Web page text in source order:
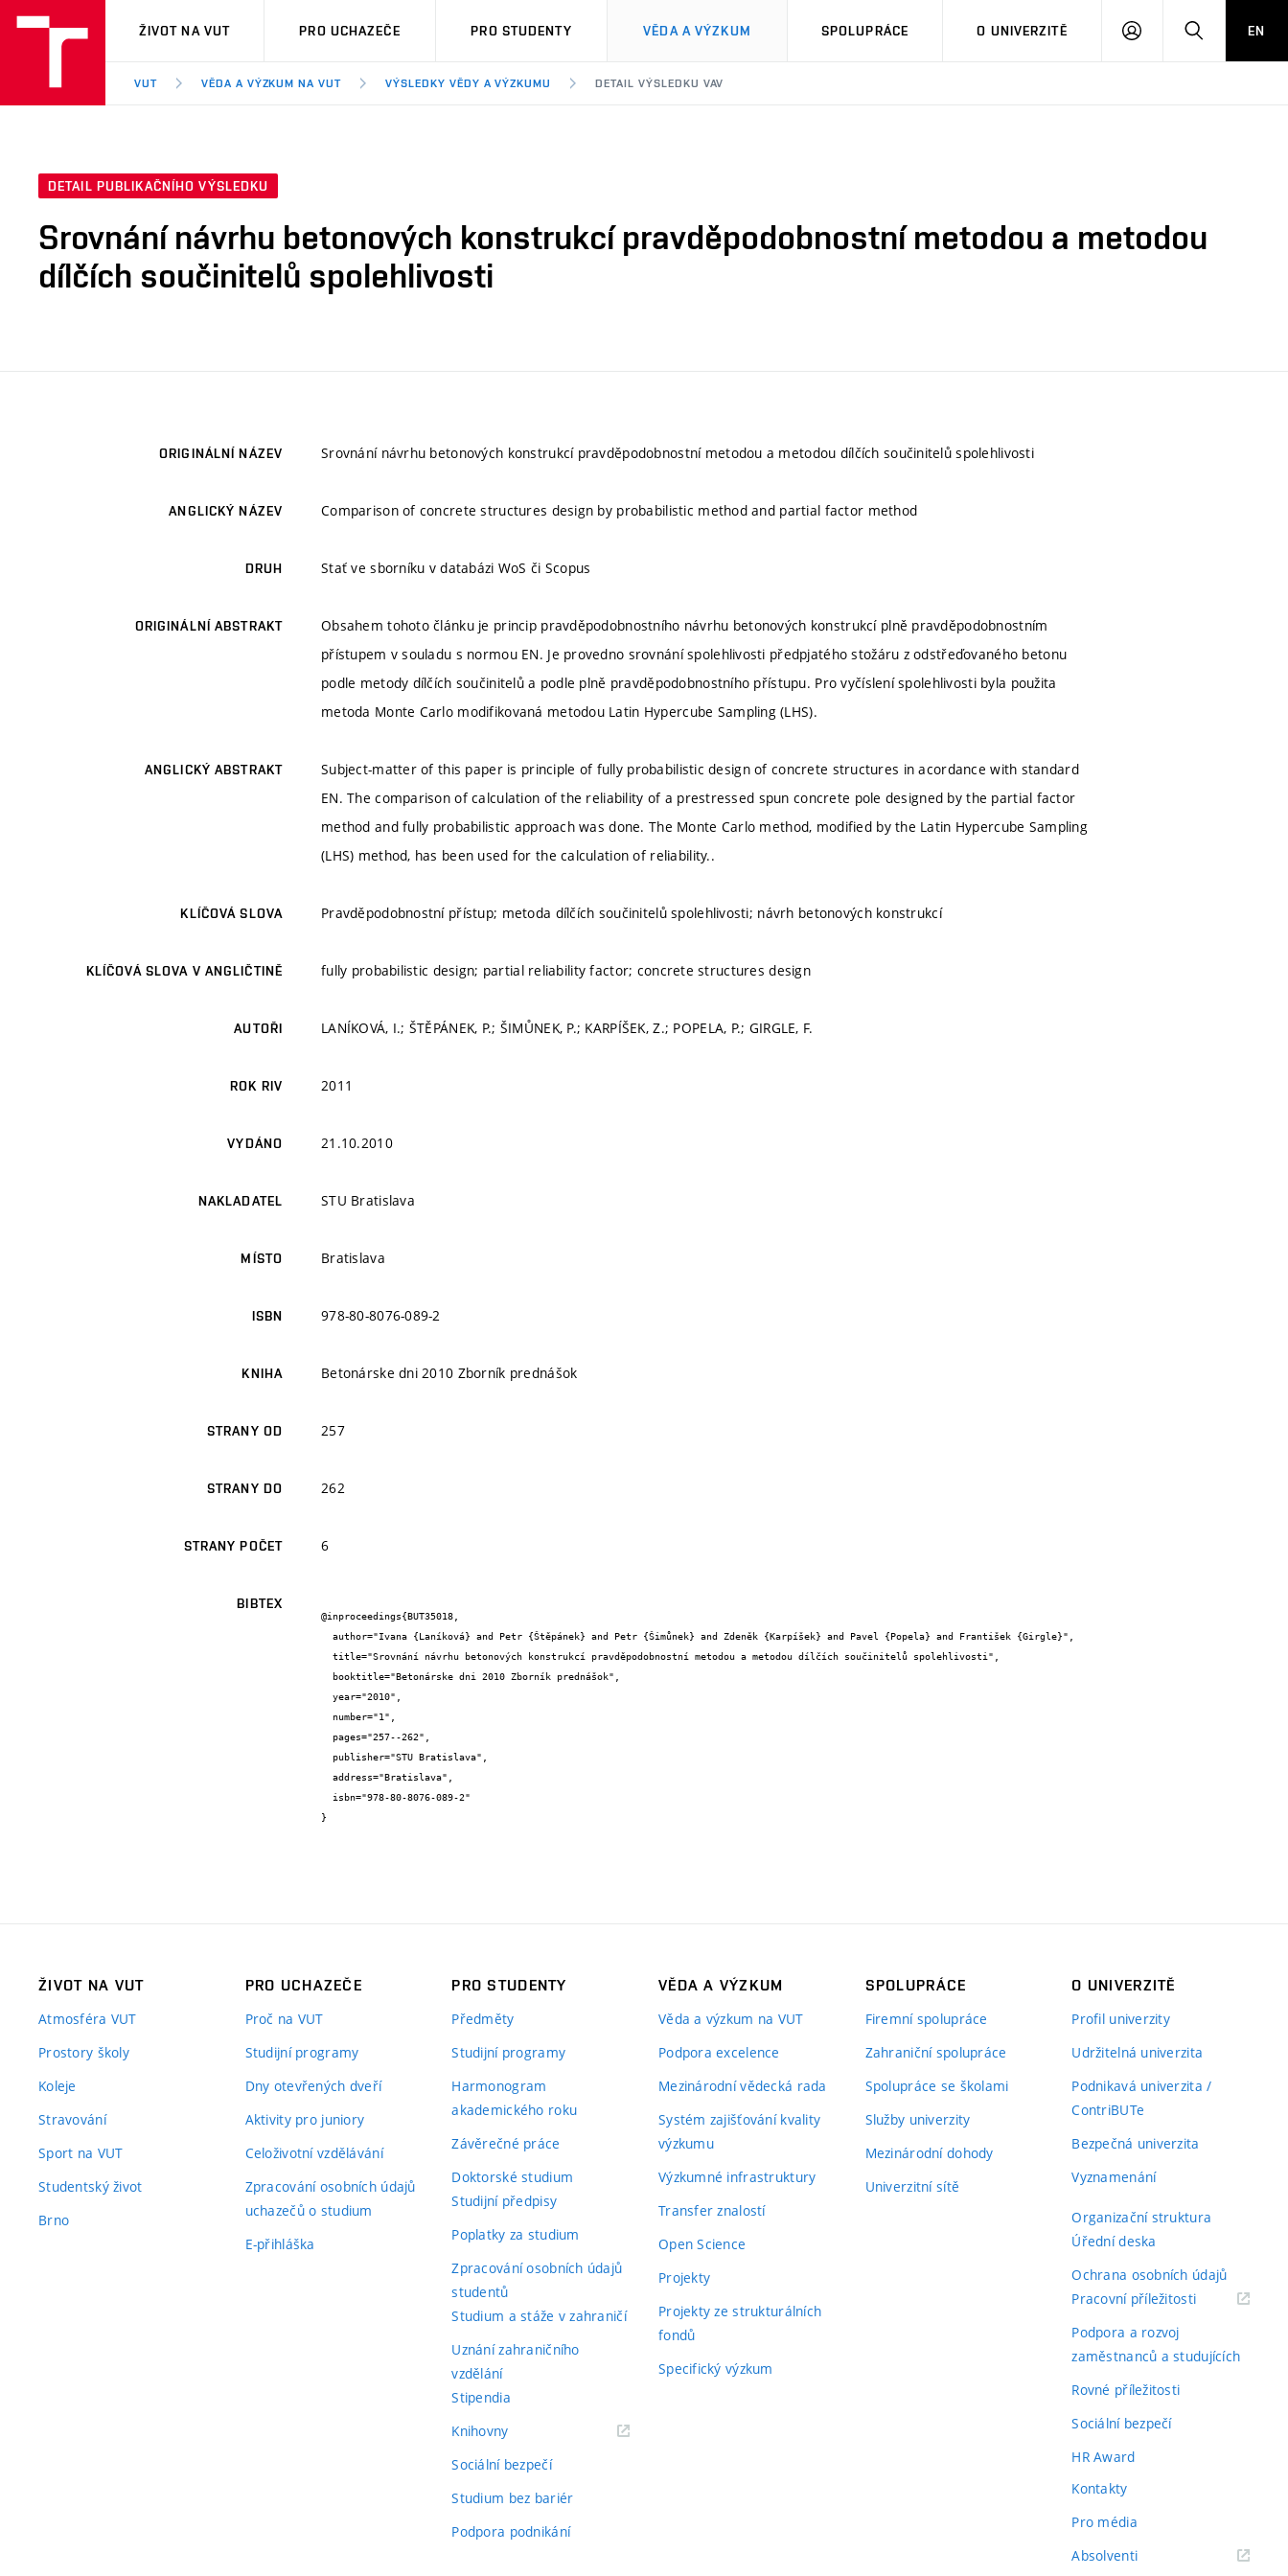
VUT
ŽIVOT NA VUT PRO UCHAZEČE PRO STUDENTY VĚDA A VÝZKUM SPOLUPRÁCE O UNIVERZITĚ
PŘIHLÁSIT HLEDATEN
VUT VĚDA A VÝZKUM NA VUT VÝSLEDKY VĚDY A VÝZKUMU DETAIL VÝSLEDKU VAV
DETAIL PUBLIKAČNÍHO VÝSLEDKU
Srovnání návrhu betonových konstrukcí pravděpodobnostní metodou a metodou
dílčích součinitelů spolehlivosti
ORIGINÁLNÍ NÁZEV Srovnání návrhu betonových konstrukcí pravděpodobnostní metodou a metodou dílčích součinitelů spolehlivosti
ANGLICKÝ NÁZEV Comparison of concrete structures design by probabilistic method and partial factor method
DRUH Stať ve sborníku v databázi WoS či Scopus
ORIGINÁLNÍ ABSTRAKT
Obsahem tohoto článku je princip pravděpodobnostního návrhu betonových konstrukcí plně pravděpodobnostním
přístupem v souladu s normou EN. Je provedno srovnání spolehlivosti předpjatého stožáru z odstřeďovaného betonu
podle metody dílčích součinitelů a podle plně pravděpodobnostního přístupu. Pro vyčíslení spolehlivosti byla použita
metoda Monte Carlo modifikovaná metodou Latin Hypercube Sampling (LHS).
ANGLICKÝ ABSTRAKT
Subject-matter of this paper is principle of fully probabilistic design of concrete structures in acordance with standard
EN. The comparison of calculation of the reliability of a prestressed spun concrete pole designed by the partial factor
method and fully probabilistic approach was done. The Monte Carlo method, modified by the Latin Hypercube Sampling
(LHS) method, has been used for the calculation of reliability..
KLÍČOVÁ SLOVA Pravděpodobnostní přístup; metoda dílčích součinitelů spolehlivosti; návrh betonových konstrukcí
KLÍČOVÁ SLOVA V ANGLIČTINĚ fully probabilistic design; partial reliability factor; concrete structures design
AUTOŘI LANÍKOVÁ, I.; ŠTĚPÁNEK, P.; ŠIMŮNEK, P.; KARPÍŠEK, Z.; POPELA, P.; GIRGLE, F.
ROK RIV 2011
VYDÁNO 21.10.2010
NAKLADATEL STU Bratislava
MÍSTO Bratislava
ISBN 978-80-8076-089-2
KNIHA Betonárske dni 2010 Zborník prednášok
STRANY OD 257
STRANY DO 262
STRANY POČET 6
BIBTEX
@inproceedings{BUT35018,
}
ŽIVOT NA VUT
Atmosféra VUT
Prostory školy
Koleje
Stravování
Sport na VUT
Studentský život
Brno
PRO UCHAZEČE
Proč na VUT
Studijní programy
Dny otevřených dveří
Aktivity pro juniory
Celoživotní vzdělávání
Zpracování osobních údajů
uchazečů o studium
E-přihláška
PRO STUDENTY
Předměty
Studijní programy
Harmonogram
akademického roku
Závěrečné práce
Doktorské studium
Studijní předpisy
Poplatky za studium
Zpracování osobních údajů
studentů
Studium a stáže v zahraničí
Uznání zahraničního
vzdělání
Stipendia
Knihovny(externí
Sociální bezpečí
Studium bez bariér
Podpora podnikání
VĚDA A VÝZKUM
Věda a výzkum na VUT
Podpora excelence
Mezinárodní vědecká rada
Systém zajišťování kvality
výzkumu
Výzkumné infrastruktury
Transfer znalostí
Open Science
Projekty
Projekty ze strukturálních
fondů
Specifický výzkum
SPOLUPRÁCE
Firemní spolupráce
Zahraniční spolupráce
Spolupráce se školami
Služby univerzity
Mezinárodní dohody
Univerzitní sítě
O UNIVERZITĚ
Profil univerzity
Udržitelná univerzita
Podnikavá univerzita /
ContriBUTe
Bezpečná univerzita
Vyznamenání
Organizační struktura
Úřední deska
Ochrana osobních údajů
Pracovní příležitosti(externí
Podpora a rozvoj
zaměstnanců a studujících
Rovné příležitosti
Sociální bezpečí
HR Award
Kontakty
Pro média
Absolventi(externí